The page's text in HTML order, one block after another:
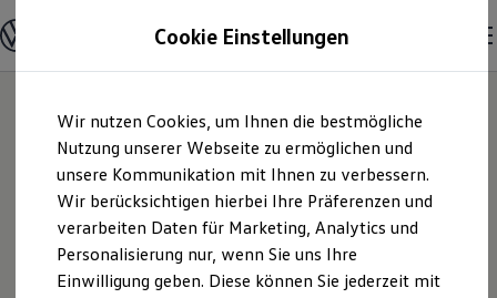
Hauptinhalt
springen
Footer
springen
Modelle und Konfigurator
Konfigurator
Modelle vergleichen
Elektroautos
ENERGY Sondermodelle
Nutzfahrzeuge
SUV und CUV
Familienautos
Kombis
Kompaktwagen
Sportwagen
Schnell verfügbare Fahrzeuge
Autohaus Seitz
GmbH | Impressum
Cookie Einstellungen
Wir nutzen Cookies, um Ihnen die bestmögliche
Nutzung unserer Webseite zu ermöglichen und
unsere Kommunikation mit Ihnen zu verbessern.
Wir berücksichtigen hierbei Ihre Präferenzen und
verarbeiten Daten für Marketing, Analytics und
Personalisierung nur, wenn Sie uns Ihre
Einwilligung geben. Diese können Sie jederzeit mit